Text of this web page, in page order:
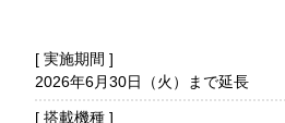
実施期間
2026年6月30日（火）まで延長
搭載機種